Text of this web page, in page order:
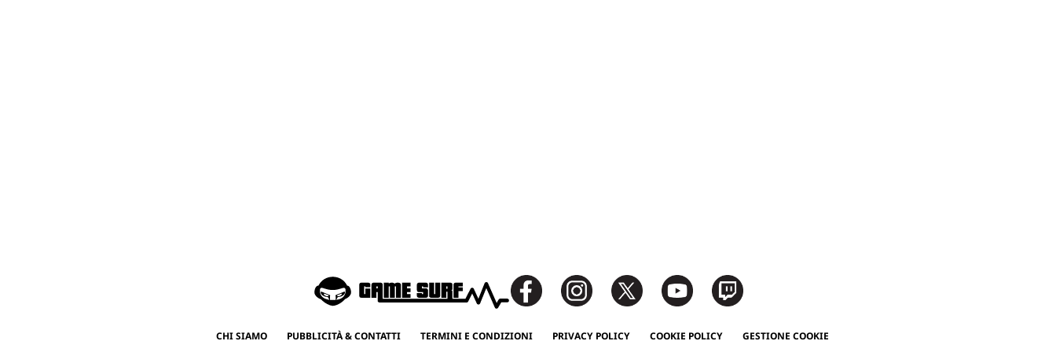
CHI SIAMO PUBBLICITÀ & CONTATTI TERMINI E CONDIZIONI PRIVACY POLICY COOKIE POLICY GESTIONE COOKIE